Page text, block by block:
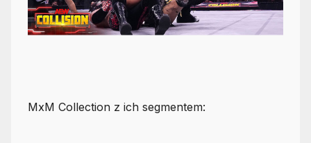
MxM Collection z ich segmentem: